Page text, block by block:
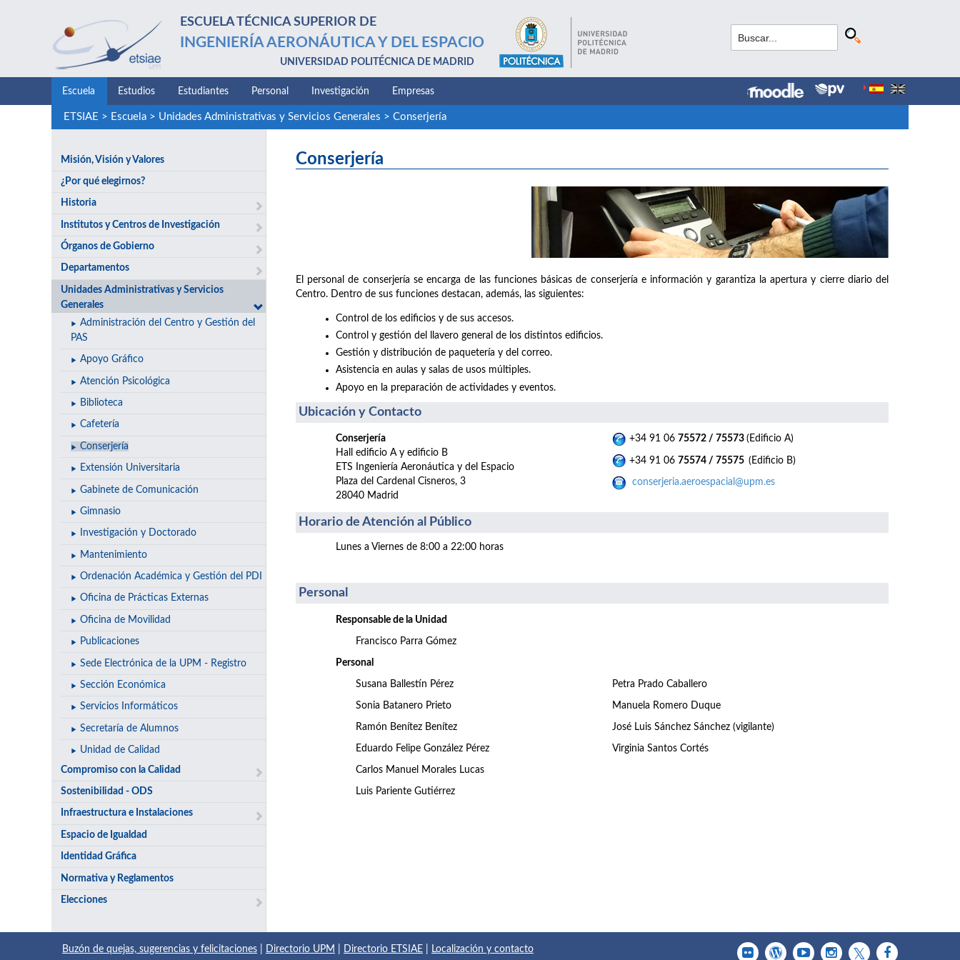
ESCUELA TÉCNICA SUPERIOR DE
INGENIERÍA AERONÁUTICA Y DEL ESPACIO
UNIVERSIDAD POLITÉCNICA DE MADRID
Escuela Estudios Estudiantes Personal Investigación Empresas
ETSIAE > Escuela> Unidades Administrativas y Servicios Generales > Conserjería
Misión, Visión y Valores
¿Por qué elegirnos?
Historia
Institutos y Centros de Investigación
Órganos de Gobierno
Departamentos
Unidades Administrativas y Servicios
Generales
Administración del Centro y Gestión del
PAS
Apoyo Gráfico
Atención Psicológica
Biblioteca
Cafetería
Conserjería
Extensión Universitaria
Gabinete de Comunicación
Gimnasio
Investigación y Doctorado
Mantenimiento
Ordenación Académica y Gestión del PDI
Oficina de Prácticas Externas
Oficina de Movilidad
Publicaciones
Sede Electrónica de la UPM - Registro
Sección Económica
Servicios Informáticos
Secretaría de Alumnos
Unidad de Calidad
Compromiso con la Calidad
Sostenibilidad - ODS
Infraestructura e Instalaciones
Espacio de Igualdad
Identidad Gráfica
Normativa y Reglamentos
Elecciones
Conserjería
El personal de conserjería se encarga de las funciones básicas de conserjería e información y garantiza la apertura y cierre diario del
Centro. Dentro de sus funciones destacan, además, las siguientes:
Control de los edificios y de sus accesos.
Control y gestión del llavero general de los distintos edificios.
Gestión y distribución de paquetería y del correo.
Asistencia en aulas y salas de usos múltiples.
Apoyo en la preparación de actividades y eventos.
Ubicación y Contacto
Conserjería
Hall edificio A y edificio B
ETS Ingeniería Aeronáutica y del Espacio
Plaza del Cardenal Cisneros, 3
28040 Madrid
+34 91 06 75572 / 75573 (Edificio A)
+34 91 06 75574 / 75575 (Edificio B)
conserjeria.aeroespacial@upm.es
Horario de Atención al Público
Lunes a Viernes de 8:00 a 22:00 horas
Personal
Responsable de la Unidad
Francisco Parra Gómez
Personal
Susana Ballestín Pérez
Sonia Batanero Prieto
Ramón Benítez Benítez
Eduardo Felipe González Pérez
Carlos Manuel Morales Lucas
Luis Pariente Gutiérrez
Petra Prado Caballero
Manuela Romero Duque
José Luis Sánchez Sánchez (vigilante)
Virginia Santos Cortés
Buzón de quejas, sugerencias y felicitaciones Directorio UPM Directorio ETSIAE Localización y contacto